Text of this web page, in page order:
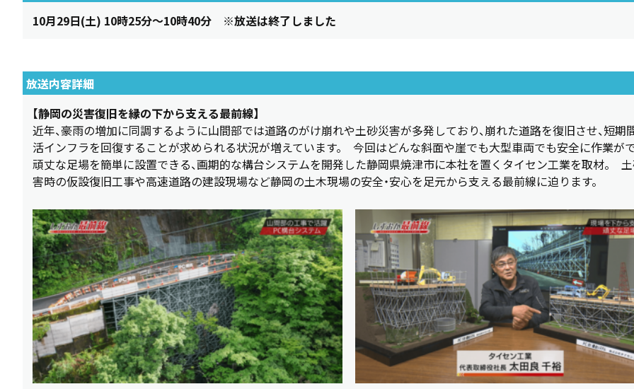
10月29日(土) 10時25分～10時40分 ※放送は終了しました
放送内容詳細
【静岡の災害復旧を縁の下から支える最前線】
近年、豪雨の増加に同調するように山間部では道路のがけ崩れや土砂災害が多発しており、崩れた道路を復旧させ、短期
活インフラを回復することが求められる状況が増えています。 今回はどんな斜面や崖でも大型車両でも安全に作業が
頑丈な足場を簡単に設置できる、画期的な構台システムを開発した静岡県焼津市に本社を置くタイセン工業を取材。
害時の仮設復旧工事や高速道路の建設現場など静岡の土木現場の安全・安心を足元から支える最前線に迫ります。